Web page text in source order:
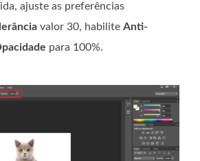
ajuste as preferências
valor 30, habilite Anti-
para 100%.